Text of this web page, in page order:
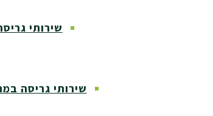
שירותי
שירותי גריסה